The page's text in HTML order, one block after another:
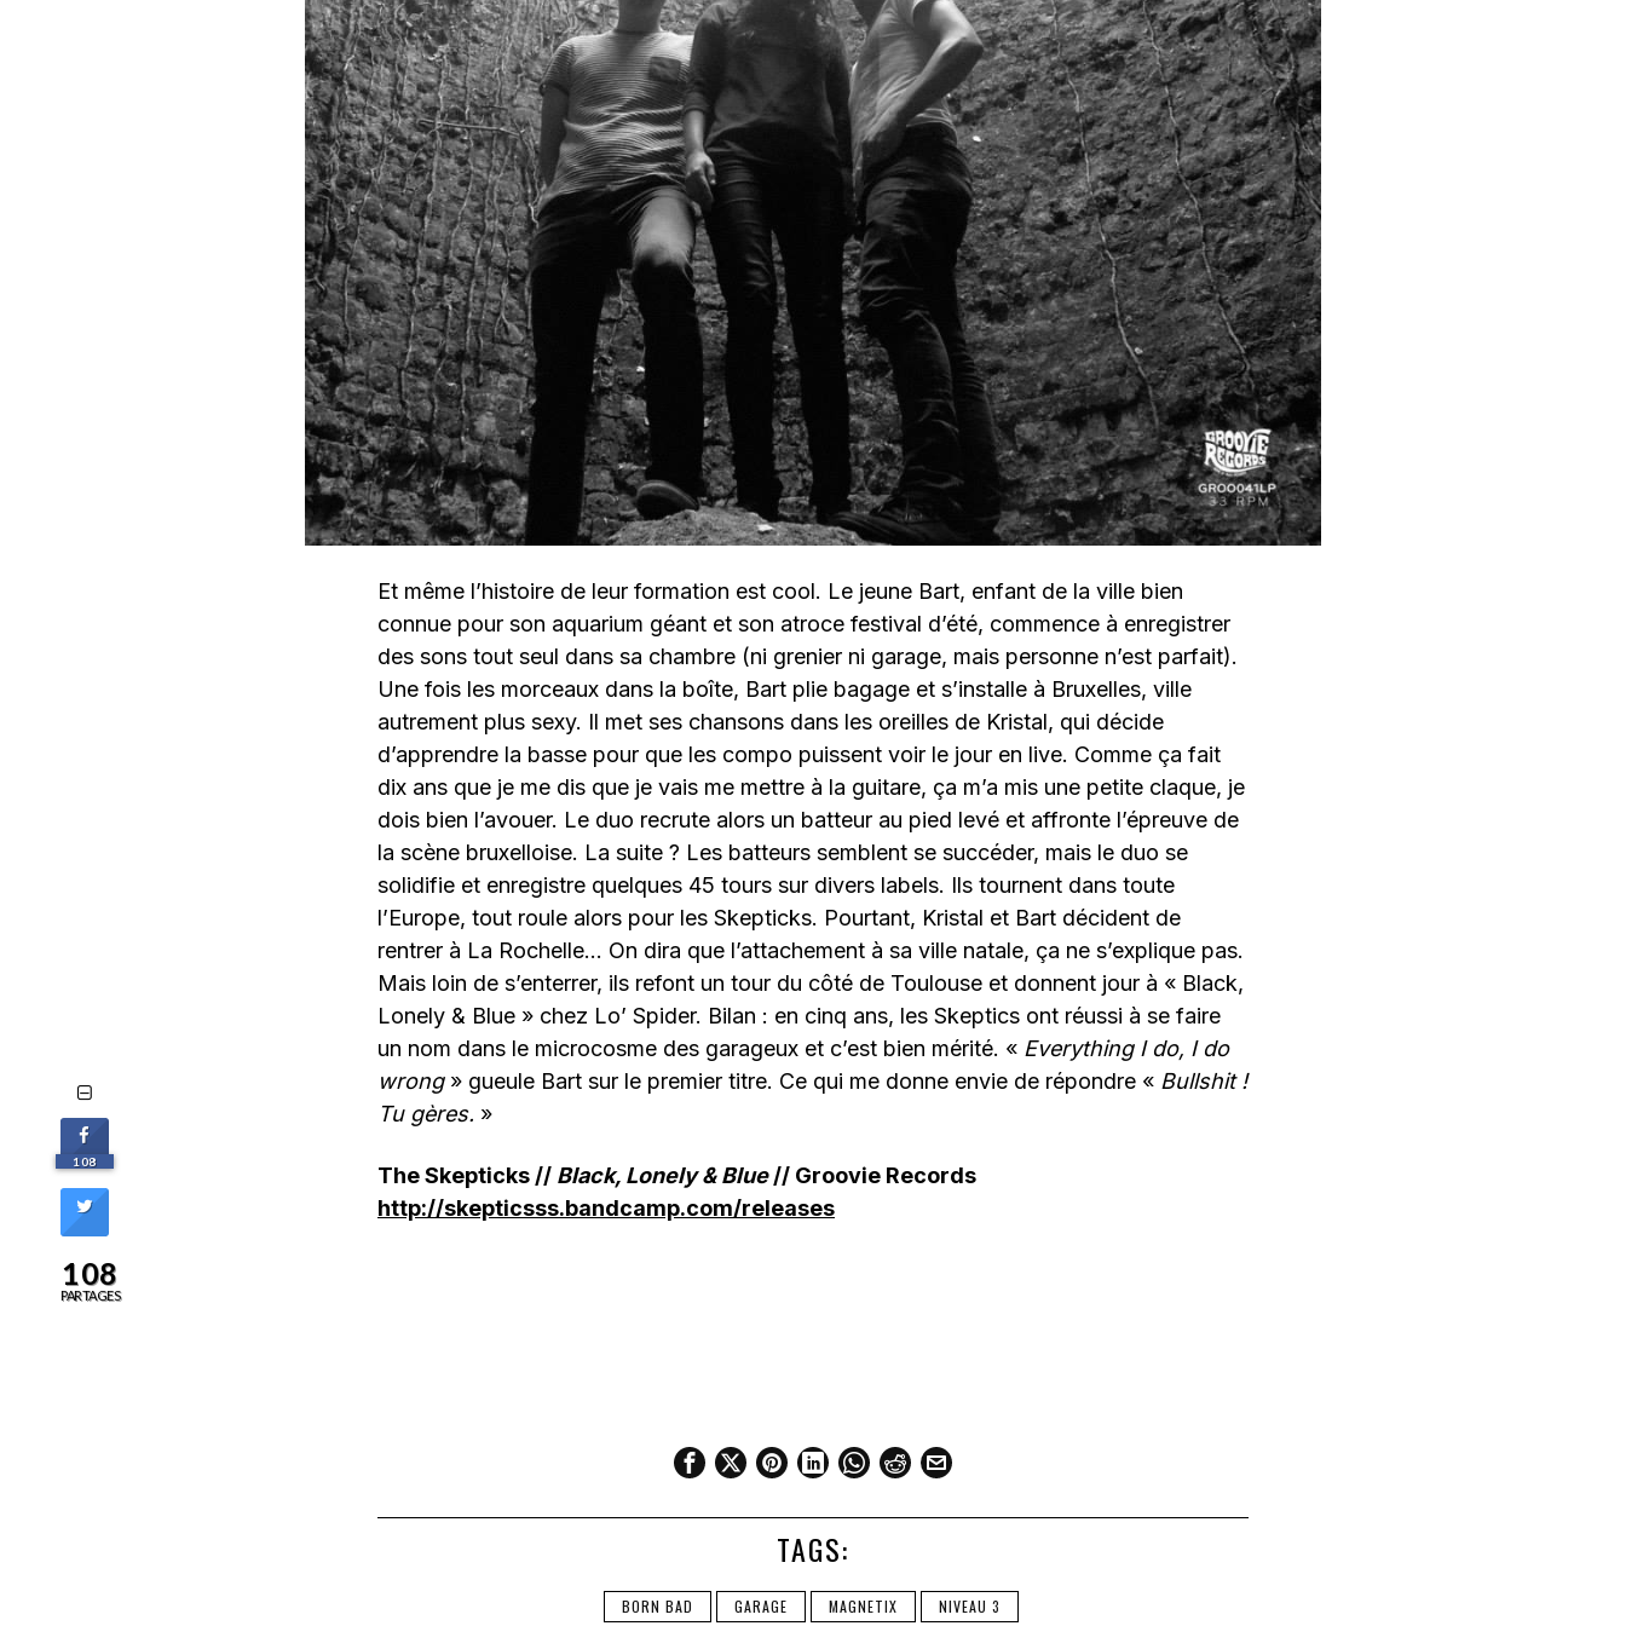
Et même l’histoire de leur formation est cool. Le jeune Bart, enfant de la ville bien
connue pour son aquarium géant et son atroce festival d’été, commence à enregistrer
des sons tout seul dans sa chambre (ni grenier ni garage, mais personne n’est parfait).
Une fois les morceaux dans la boîte, Bart plie bagage et s’installe à Bruxelles, ville
autrement plus sexy. Il met ses chansons dans les oreilles de Kristal, qui décide
d’apprendre la basse pour que les compo puissent voir le jour en live. Comme ça fait
dix ans que je me dis que je vais me mettre à la guitare, ça m’a mis une petite claque, je
dois bien l’avouer. Le duo recrute alors un batteur au pied levé et affronte l’épreuve de
la scène bruxelloise. La suite ? Les batteurs semblent se succéder, mais le duo se
solidifie et enregistre quelques 45 tours sur divers labels. Ils tournent dans toute
l’Europe, tout roule alors pour les Skepticks. Pourtant, Kristal et Bart décident de
rentrer à La Rochelle… On dira que l’attachement à sa ville natale, ça ne s’explique pas.
Mais loin de s’enterrer, ils refont un tour du côté de Toulouse et donnent jour à « Black,
Lonely & Blue » chez Lo’ Spider. Bilan : en cinq ans, les Skeptics ont réussi à se faire
un nom dans le microcosme des garageux et c’est bien mérité. « Everything I do, I do
wrong» gueule Bart sur le premier titre. Ce qui me donne envie de répondre « Bullshit !
Tu gères. »
The Skepticks // Black, Lonely & Blue// Groovie Records
http://skepticsss.bandcamp.com/releases
TAGS:
BORN BAD GARAGE MAGNETIX NIVEAU 3
108
108
PARTAGES